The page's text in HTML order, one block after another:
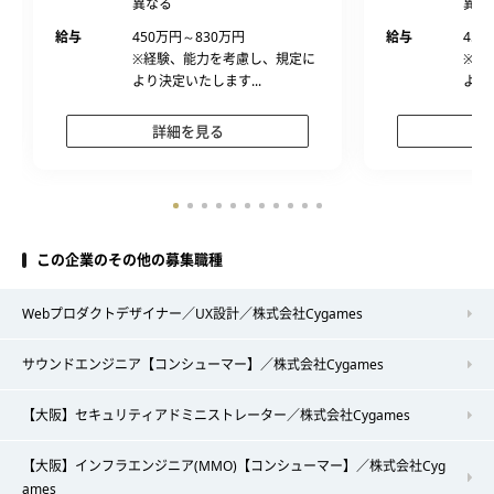
異なる
給与
450万円～830万円
※経験、能力を考慮し、規定に
より決定いたします...
詳細を見る
異な
給与
450
※経
より
この企業のその他の募集職種
Webプロダクトデザイナー／UX設計／株式会社Cygames
サウンドエンジニア【コンシューマー】／株式会社Cygames
【大阪】セキュリティアドミニストレーター／株式会社Cygames
【大阪】インフラエンジニア(MMO)【コンシューマー】／株式会社Cyg
ames